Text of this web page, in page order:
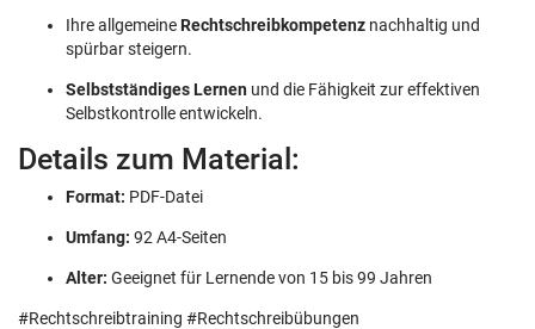
Ihre allgemeineRechtschreibkompetenz nachhaltig und
spürbar steigern.
Selbstständiges Lernen und die Fähigkeit zur effektiven
Selbstkontrolle entwickeln.
Details zum Material:
Format: PDF-Datei
Umfang: 92 A4-Seiten
Alter: Geeignet für Lernende von 15 bis 99 Jahren
#Rechtschreibtraining #Rechtschreibübungen